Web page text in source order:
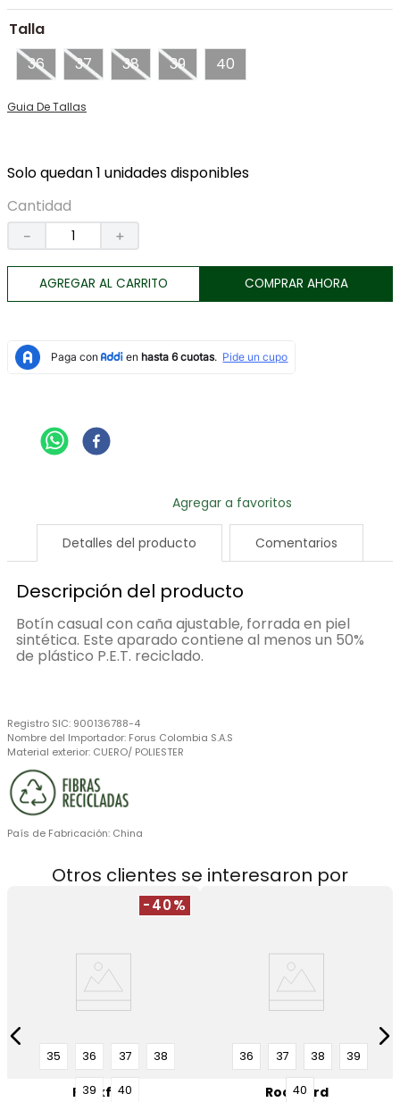
Talla
36
37 38 39 40
Guia De Tallas
Solo quedan 1 unidades disponibles
Cantidad
＋
－
AGREGAR AL CARRITO COMPRAR AHORA
Detalles del producto Comentarios
Descripción del producto
Botín casual con caña ajustable, forrada en piel
sintética. Este aparado contiene al menos un 50%
de plástico P.E.T. reciclado.
Registro SIC: 900136788-4
Nombre del Importador: Forus Colombia S.A.S
Material exterior: CUERO/ POLIESTER
País de Fabricación: China
Otros clientes se interesaron por
-40%
35 36 37 38
39 40
Rockford
36 37 38 39
40
Rockford
7.
botas
8.
tenis
9.
lino
10. tarjetero